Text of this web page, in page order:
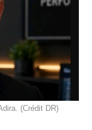
(Crédit DR)